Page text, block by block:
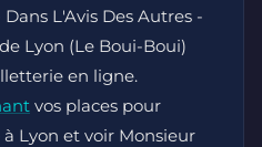
L'Avis Des Autres -
Lyon (Le Boui-Boui)
en ligne.
vos places pour
Lyon et voir Monsieur